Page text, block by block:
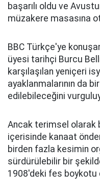
başarılı oldu ve
müzakere masasına
BBC Türkçe'ye
üyesi tarihçi Burcu
karşılaşılan yeniçeri
ayaklanmalarının da
edilebileceğini
Ancak terimsel olarak
içerisinde kanaat
birden fazla kesimin
sürdürülebilir bir
1908'deki fes boykotu